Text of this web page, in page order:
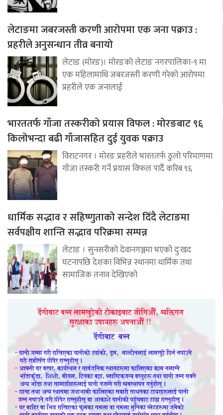
लेटाङमा जबरजस्ती करणी आरोपमा एक जना पक्राउ :
प्रहरीले अनुसन्धान तीव्र बनायो
लेटाङ (मोरङ)। मोरङको लेटाङ नगरपालिका-९ मा
एक महिलामाथि जबरजस्ती करणी गरेको आरोपमा
प्रहरीले एक जनालाई
भारततर्फ गाँजा तस्करीको प्रयास विफल : मोरङबाट ९६
किलोभन्दा बढी गाँजासहित दुई युवक पक्राउ
विराटनगर । मोरङ प्रहरीले भारततर्फ ठुलो परिमाणमा
गाँजा तस्करी गर्ने प्रयास विफल पार्दै करिब ९६
धार्मिक सद्भाव र सहिष्णुताको सन्देश दिँदै लेटाङमा
सर्वपक्षीय शान्ति सद्भाव परिक्रमा सम्पन्न
लेटाङ । सुनसरीको देवानगञ्जमा भएको दुःखद
घटनापछि देशका विभिन्न स्थानमा धार्मिक तथा
सामाजिक तनाव देखिएको